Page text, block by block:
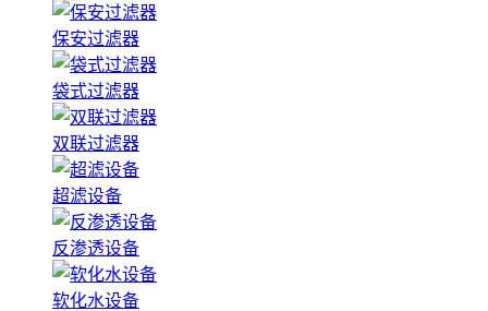
保安过滤器
袋式过滤器
双联过滤器
超滤设备
反渗透设备
软化水设备